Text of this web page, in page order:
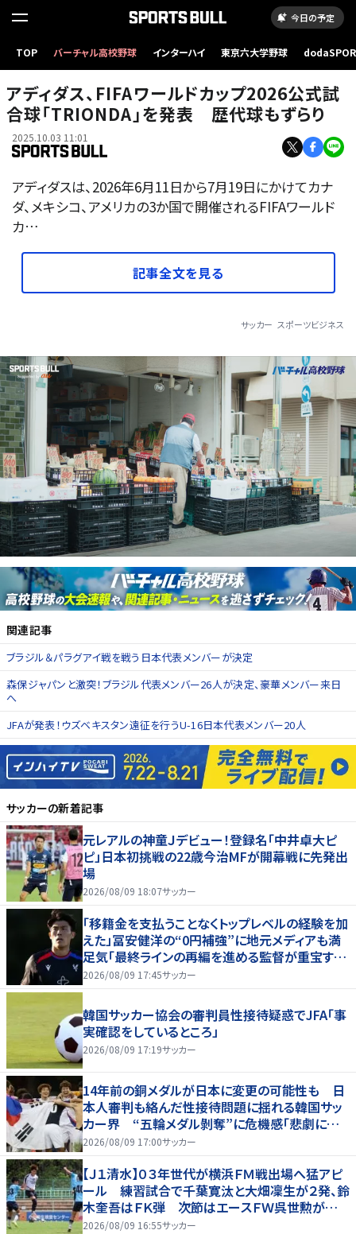
今日の予定
TOP バーチャル高校野球 インターハイ 東京六大学野球
アディダス、FIFAワールドカップ2026公式試
合球「TRIONDA」を発表 歴代球もずらり
2025.10.03 11:01
アディダスは、2026年6月11日から7月19日にかけてカナ
ダ、メキシコ、アメリカの3か国で開催されるFIFAワールド
カ…
記事全文を見る
サッカー スポーツビジネス
関連記事
ブラジル＆パラグアイ戦を戦う日本代表メンバーが決定
森保ジャパンと激突！ブラジル代表メンバー26人が決定、豪華メンバー来日
へ
JFAが発表！ウズベキスタン遠征を行うU-16日本代表メンバー20人
サッカーの新着記事
元レアルの神童Ｊデビュー！登録名「中井卓大ピ
ピ」日本初挑戦の22歳今治MFが開幕戦に先発出
場
2026/08/09 18:07サッカー
「移籍金を支払うことなくトップレベルの経験を加
えた」冨安健洋の“0円補強”に地元メディアも満
足気「最終ラインの再編を進める監督が重宝する
柔軟性を備えている」
2026/08/09 17:45サッカー
韓国サッカー協会の審判員性接待疑惑でJFA「事
実確認をしているところ」
2026/08/09 17:19サッカー
14年前の銅メダルが日本に変更の可能性も 日
本人審判も絡んだ性接待問題に揺れる韓国サッ
カー界 “五輪メダル剝奪”に危機感「悲劇に見
舞われる」
2026/08/09 17:00サッカー
【Ｊ１清水】０３年世代が横浜ＦＭ戦出場へ猛アピ
ール 練習試合で千葉寛汰と大畑凜生が２発、鈴
木奎吾はＦＫ弾 次節はエースＦＷ呉世勲が出
場停止
2026/08/09 16:55サッカー